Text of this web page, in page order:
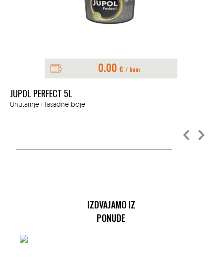
0.00 € / kom
JUPOL PERFECT 5L
Unutarnje i fasadne boje
IZDVAJAMO IZ
PONUDE